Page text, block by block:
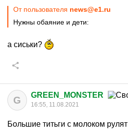
От пользователя news@e1.ru
Нужны обаяние и дети:
а сиськи?
G GREEN_MONSTER
16:55, 11.08.2021
Большие титьги с молоком рулят